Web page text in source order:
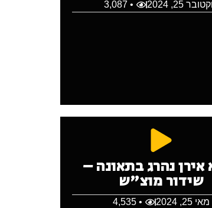
25, 2024
• 3,087
אירן נהרג בתאונה –
שידור מוצ"ש
מאי 25, 2024 • 4,535